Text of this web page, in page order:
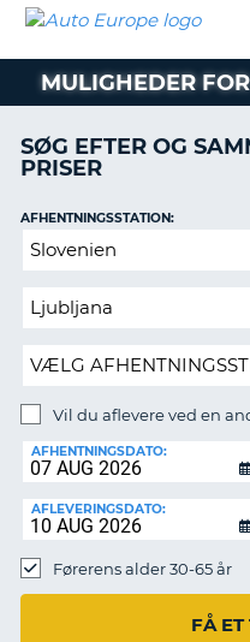
BILUDLEJNING
AUTOCAMPER
AUTO
EUROPE
BILUDLEJNING
AUTOCAMPER
LEJE
SUPPORT
MIN
BOOKING
DANMARK
MULIGHEDER
SØG EFTER OG
PRISER
Vil
aflevere
ved
anden
destination?
AFHENTNINGSSTATION:
Vil du aflevere ved en
AFHENTNINGSDATO:
AFLEVERINGSDATO:
Førerens alder 30-65 år
FÅ